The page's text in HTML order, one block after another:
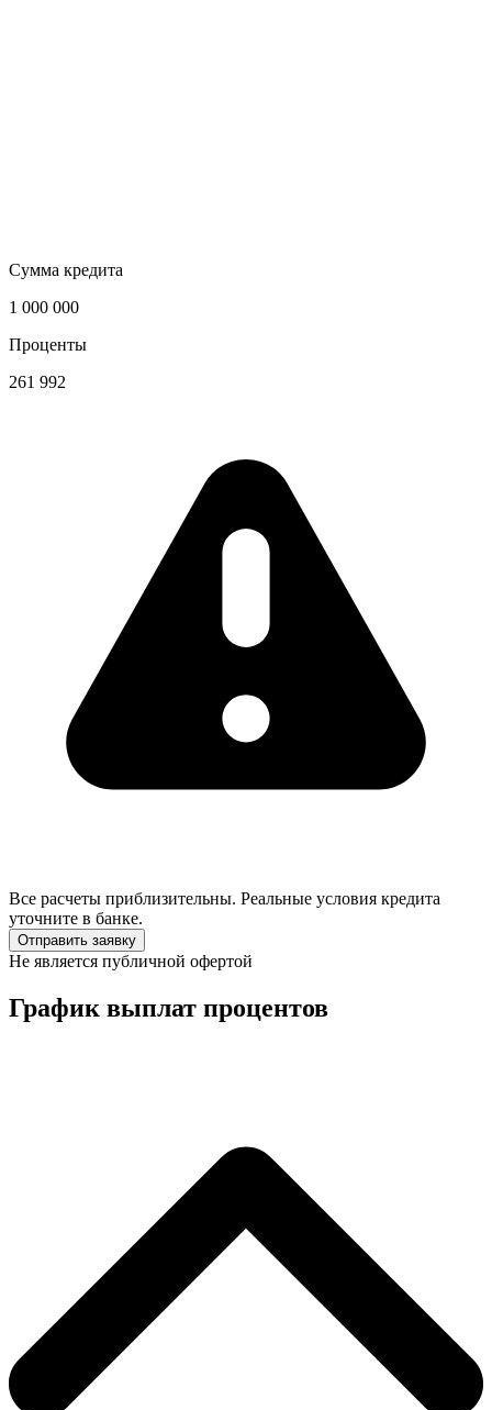
Сумма кредита
1 000 000
Проценты
261 992
Все расчеты приблизительны. Реальные условия кредита
уточните в банке.
Отправить заявку
Не является публичной офертой
График выплат процентов